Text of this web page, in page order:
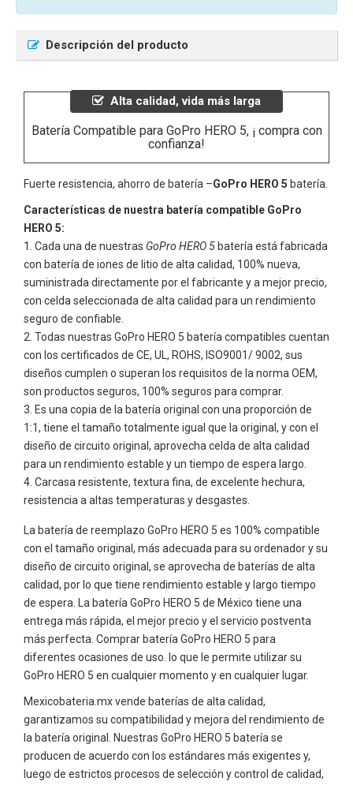
Descripción del producto
Alta calidad, vida más larga
Batería Compatible para GoPro HERO 5, ¡ compra con
confianza!
Fuerte resistencia, ahorro de batería –GoPro HERO 5 batería.
Características de nuestra batería compatible GoPro
HERO 5:
Cada una de nuestras GoPro HERO 5 batería está fabricada
con batería de iones de litio de alta calidad, 100% nueva,
suministrada directamente por el fabricante y a mejor precio,
con celda seleccionada de alta calidad para un rendimiento
seguro de confiable.
Todas nuestras GoPro HERO 5 batería compatibles cuentan
con los certificados de CE, UL, ROHS, ISO9001/ 9002, sus
diseños cumplen o superan los requisitos de la norma OEM,
son productos seguros, 100% seguros para comprar.
Es una copia de la batería original con una proporción de
1:1, tiene el tamaño totalmente igual que la original, y con el
diseño de circuito original, aprovecha celda de alta calidad
para un rendimiento estable y un tiempo de espera largo.
Carcasa resistente, textura fina, de excelente hechura,
resistencia a altas temperaturas y desgastes.
La batería de reemplazo GoPro HERO 5 es 100% compatible
con el tamaño original, más adecuada para su ordenador y su
diseño de circuito original, se aprovecha de baterías de alta
calidad, por lo que tiene rendimiento estable y largo tiempo
de espera. La batería GoPro HERO 5 de México tiene una
entrega más rápida, el mejor precio y el servicio postventa
más perfecta. Comprar batería GoPro HERO 5 para
diferentes ocasiones de uso. lo que le permite utilizar su
GoPro HERO 5 en cualquier momento y en cualquier lugar.
Mexicobateria.mx vende baterías de alta calidad,
garantizamos su compatibilidad y mejora del rendimiento de
la batería original. Nuestras GoPro HERO 5 batería se
producen de acuerdo con los estándares más exigentes y,
luego de estrictos procesos de selección y control de calidad,